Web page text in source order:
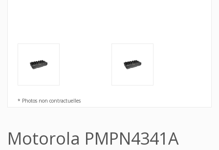
* Photos non contractuelles
Motorola PMPN4341A